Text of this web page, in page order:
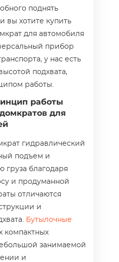
поднять
вы хотите купить
для автомобиля
прибор
у нас есть
подхвата,
работы.
работы
для
гидравлический
подъем и
благодаря
и продуманной
отличаются
и
Бутылочные
компактных
занимаемой
и